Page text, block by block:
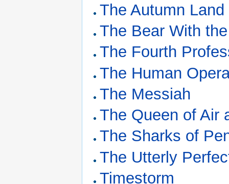
The Autumn Land
The Bear With
The Fourth
The Human
The Messiah
The Queen of Air
The Sharks of
The Utterly
Timestorm